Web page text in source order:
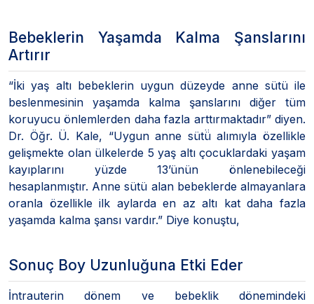
Bebeklerin Yaşamda Kalma Şanslarını
Artırır
“İki yaş altı bebeklerin uygun düzeyde anne sütü ile
beslenmesinin yaşamda kalma şanslarını diğer tüm
koruyucu önlemlerden daha fazla arttırmaktadır” diyen.
Dr. Öğr. Ü. Kale, “Uygun anne sütü̈ alımıyla özellikle
gelişmekte olan ülkelerde 5 yaş altı çocuklardaki yaşam
kayıplarını yüzde 13’ünün önlenebileceği
hesaplanmıştır. Anne sütü alan bebeklerde almayanlara
oranla özellikle ilk aylarda en az altı kat daha fazla
yaşamda kalma şansı vardır.” Diye konuştu,
Sonuç Boy Uzunluğuna Etki Eder
İntrauterin dönem ve bebeklik dönemindeki